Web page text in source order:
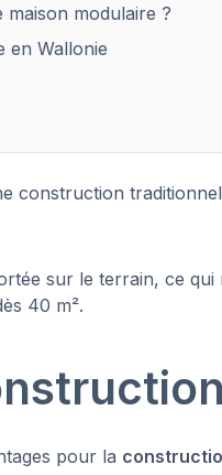
modulaire ?
en Wallonie
construction
sur le terrain, ce
40 m².
pour la